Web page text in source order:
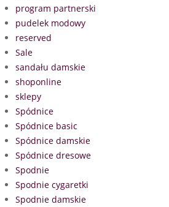
program partnerski
pudelek modowy
reserved
Sale
sandału damskie
shoponline
sklepy
Spódnice
Spódnice basic
Spódnice damskie
Spódnice dresowe
Spodnie
Spodnie cygaretki
Spodnie damskie